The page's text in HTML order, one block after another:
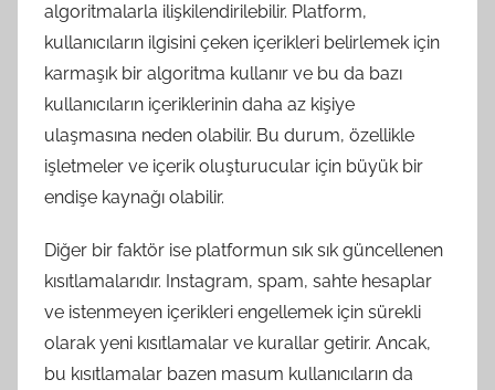
algoritmalarla ilişkilendirilebilir. Platform,
kullanıcıların ilgisini çeken içerikleri belirlemek için
karmaşık bir algoritma kullanır ve bu da bazı
kullanıcıların içeriklerinin daha az kişiye
ulaşmasına neden olabilir. Bu durum, özellikle
işletmeler ve içerik oluşturucular için büyük bir
endişe kaynağı olabilir.
Diğer bir faktör ise platformun sık sık güncellenen
kısıtlamalarıdır. Instagram, spam, sahte hesaplar
ve istenmeyen içerikleri engellemek için sürekli
olarak yeni kısıtlamalar ve kurallar getirir. Ancak,
bu kısıtlamalar bazen masum kullanıcıların da